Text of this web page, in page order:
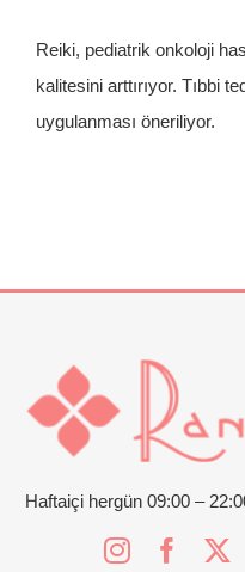
Mağaza
İletişim
Reiki, pediatrik onkoloji
kalitesini arttırıyor. Tıbbi
uygulanması öneriliyor.
Haftaiçi hergün 09:00 –